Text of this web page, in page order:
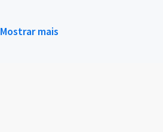
Mostrar mais